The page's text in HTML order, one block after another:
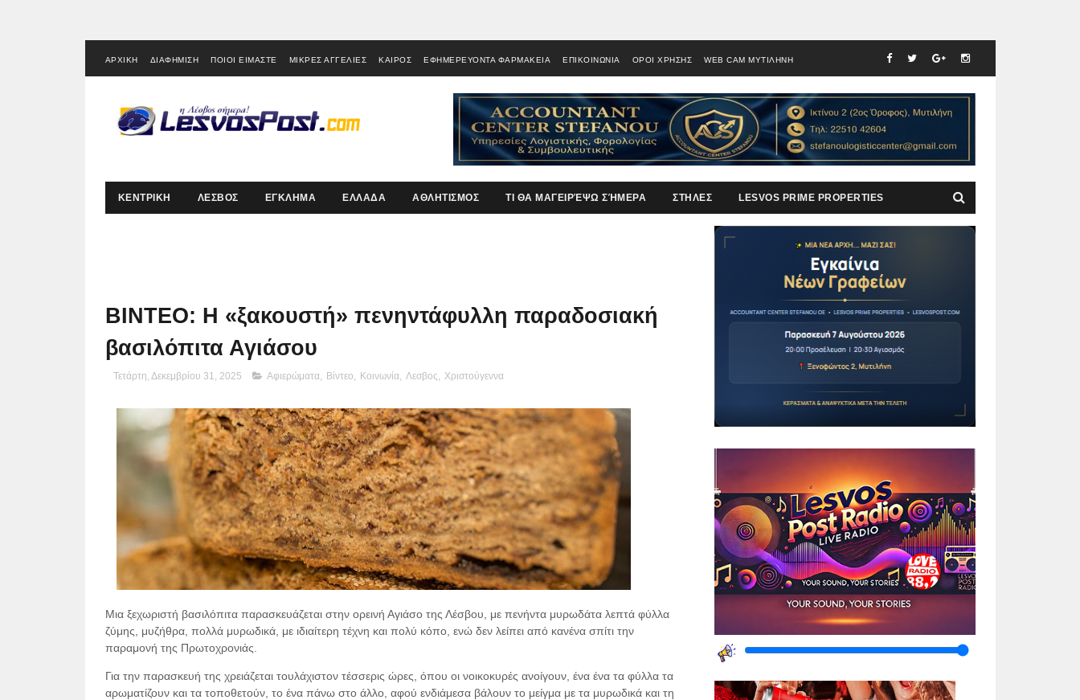
ΑΡΧΙΚΗ ΔΙΑΦΗΜΙΣΗ ΠΟΙΟΙ ΕΙΜΑΣΤΕ ΜΙΚΡΕΣ ΑΓΓΕΛΙΕΣ ΚΑΙΡΟΣ ΕΦΗΜΕΡΕΥΟΝΤΑ ΦΑΡΜΑΚΕΙΑ ΕΠΙΚΟΙΝΩΝΙΑ ΟΡΟΙ ΧΡΗΣΗΣ WEB CAM ΜΥΤΙΛΗΝΗ
ΚΕΝΤΡΙΚΗ ΛΕΣΒΟΣ ΕΓΚΛΗΜΑ ΕΛΛΑΔΑ ΑΘΛΗΤΙΣΜΟΣ ΤΙ ΘΑ ΜΑΓΕΙΡΈΨΩ ΣΉΜΕΡΑ ΣΤΗΛΕΣ LESVOS PRIME PROPERTIES
ΒΙΝΤΕΟ: Η «ξακουστή» πενηντάφυλλη παραδοσιακή
βασιλόπιτα Αγιάσου
Τετάρτη, Δεκεμβρίου 31, 2025 Αφιερώματα, Βίντεο, Κοινωνία, Λεσβος, Χριστούγεννα
Μια ξεχωριστή βασιλόπιτα παρασκευάζεται στην ορεινή Αγιάσο της Λέσβου, με πενήντα μυρωδάτα λεπτά φύλλα
ζύμης, μυζήθρα, πολλά μυρωδικά, με ιδιαίτερη τέχνη και πολύ κόπο, ενώ δεν λείπει από κανένα σπίτι την
παραμονή της Πρωτοχρονιάς.
Για την παρασκευή της χρειάζεται τουλάχιστον τέσσερις ώρες, όπου οι νοικοκυρές ανοίγουν, ένα ένα τα φύλλα τα
αρωματίζουν και τα τοποθετούν, το ένα πάνω στο άλλο, αφού ενδιάμεσα βάλουν το μείγμα με τα μυρωδικά και τη